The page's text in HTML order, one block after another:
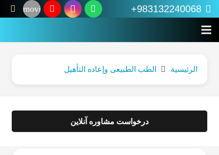
983132240068+
movie
الرئيسية الطب الطبیعی وإعاده التأهیل
درخواست مشاوره آنلاین